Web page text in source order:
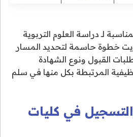
لـ دراسة العلوم التربوية
خطوة حاسمة لتحديد المسار
القبول ونوع الشهادة
المرتبطة بكل منها في سلم
في كليات